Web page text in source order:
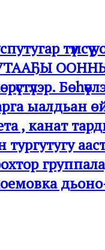
түмсүү
ыалдьан
, канат
тургутугу
дьоно-